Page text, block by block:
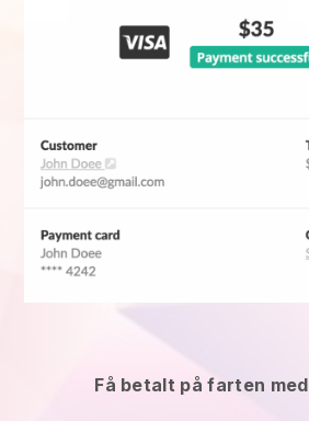
Få betalt på farten med